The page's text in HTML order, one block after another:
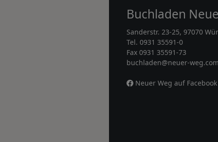
Buchladen
Sanderstr. 23-25, 97070
Tel. 0931 35591-0
Fax 0931 35591-73
buchladen@neuer-weg.com
Neuer Weg auf Facebook